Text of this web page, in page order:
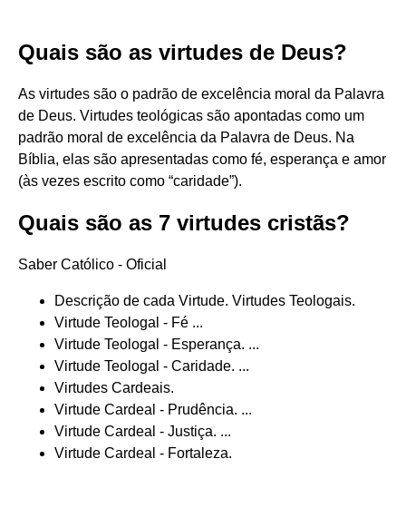
Quais são as virtudes de Deus?
As virtudes são o padrão de excelência moral da Palavra
de Deus. Virtudes teológicas são apontadas como um
padrão moral de excelência da Palavra de Deus. Na
Bíblia, elas são apresentadas como fé, esperança e amor
(às vezes escrito como “caridade”).
Quais são as 7 virtudes cristãs?
Saber Católico - Oficial
Descrição de cada Virtude. Virtudes Teologais.
Virtude Teologal - Fé ...
Virtude Teologal - Esperança. ...
Virtude Teologal - Caridade. ...
Virtudes Cardeais.
Virtude Cardeal - Prudência. ...
Virtude Cardeal - Justiça. ...
Virtude Cardeal - Fortaleza.